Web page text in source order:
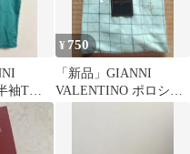
袖Tシ
日本
¥ 750
「新品」GIANNI
VALENTINO ポロシャ